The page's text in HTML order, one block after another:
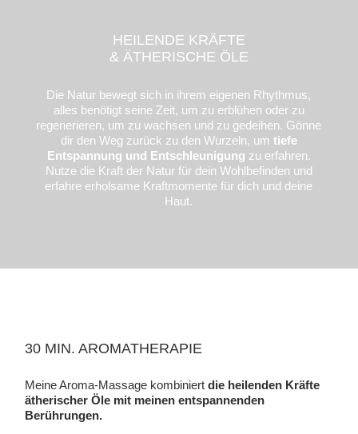
HEILENDE KRÄFTE
& ÄTHERISCHE ÖLE
Die Natur bewegt sich in ihrem eigenen Rhythmus,
alles benötigt seine Zeit, um zu erblühen oder zu
regenerieren, um zu wachsen und zu gedeihen. Gönne
dir den Weg zurück zu den Wurzeln, um tiefe
Entspannung und Entschleunigung zu erfahren.
Nutze die Kraft der Natur für dein Wohlbefinden und
erfahre erholsame Kraftmomente für dich und deine
Haut.
30 MIN. AROMATHERAPIE
Meine Aroma-Massage kombiniertdie heilenden Kräfte
ätherischer Öle mit meinen entspannenden
Berührungen.